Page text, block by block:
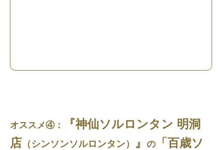
オススメ④：
『神仙ソルロンタン 明洞
店 （シンソンソルロンタン） 』 の
「百歳ソ